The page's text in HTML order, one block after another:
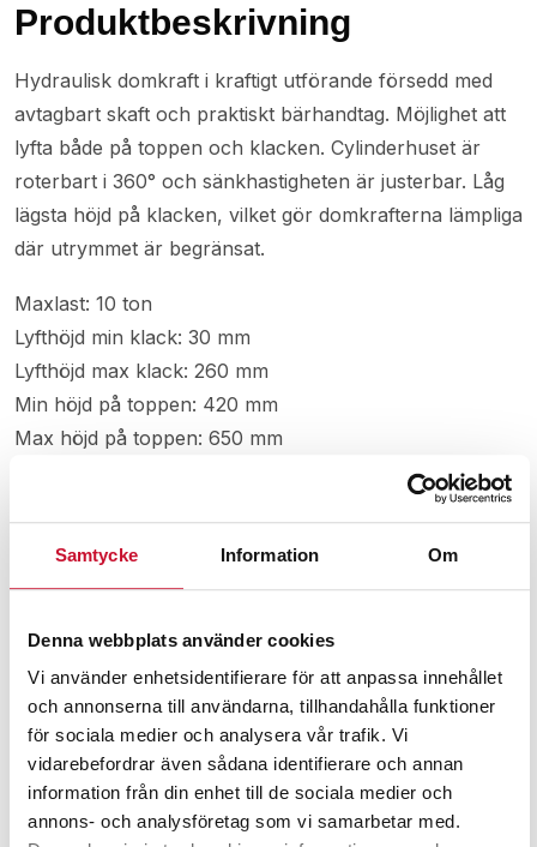
Samtycke Information Om
Denna webbplats använder cookies
Vi använder enhetsidentifierare för att anpassa innehållet
och annonserna till användarna, tillhandahålla funktioner
för sociala medier och analysera vår trafik. Vi
vidarebefordrar även sådana identifierare och annan
information från din enhet till de sociala medier och
annons- och analysföretag som vi samarbetar med.
Produktbeskrivning
Hydraulisk domkraft i kraftigt utförande försedd med
avtagbart skaft och praktiskt bärhandtag. Möjlighet att
lyfta både på toppen och klacken. Cylinderhuset är
roterbart i 360° och sänkhastigheten är justerbar. Låg
lägsta höjd på klacken, vilket gör domkrafterna lämpliga
där utrymmet är begränsat.
Maxlast: 10 ton
Lyfthöjd min klack: 30 mm
Lyfthöjd max klack: 260 mm
Min höjd på toppen: 420 mm
Max höjd på toppen: 650 mm
Manual maskindomkraft 10 ton
Relaterade produkter